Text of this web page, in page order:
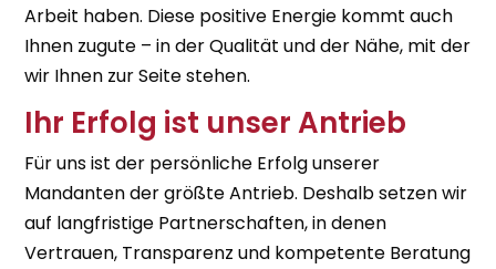
Arbeit haben. Diese positive Energie kommt auch
Ihnen zugute – in der Qualität und der Nähe, mit der
wir Ihnen zur Seite stehen.
Ihr Erfolg ist unser Antrieb
Für uns ist der persönliche Erfolg unserer
Mandanten der größte Antrieb. Deshalb setzen wir
auf langfristige Partnerschaften, in denen
Vertrauen, Transparenz und kompetente Beratung